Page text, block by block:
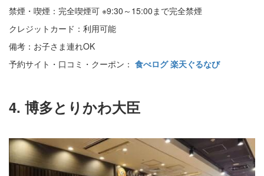
禁煙・喫煙：完全喫煙可 ※9:30～15:00まで完全禁煙
クレジットカード：利用可能
備考：お子さま連れOK
予約サイト・口コミ・クーポン： 食べログ楽天ぐるなび
4. 博多とりかわ大臣